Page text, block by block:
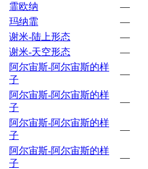
霏欧纳
—
玛纳霏
—
谢米-陆上形态
—
谢米-天空形态
—
阿尔宙斯-阿尔宙斯的样
子
—
阿尔宙斯-阿尔宙斯的样
子
—
阿尔宙斯-阿尔宙斯的样
子
—
阿尔宙斯-阿尔宙斯的样
子
—